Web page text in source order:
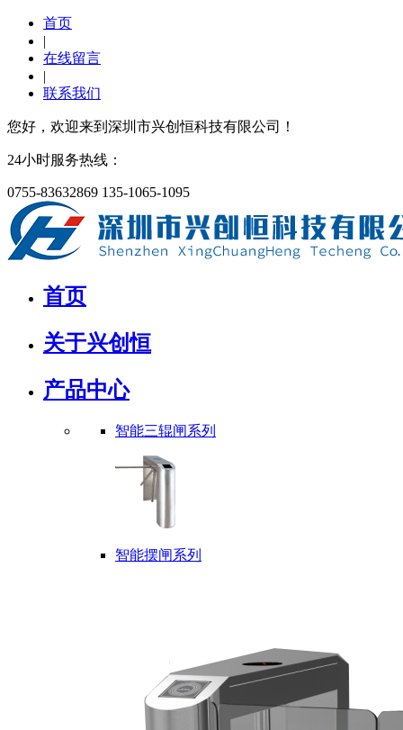
首页
|
在线留言
|
联系我们
您好，欢迎来到深圳市兴创恒科技有限公司！
24小时服务热线：
0755-83632869 135-1065-1095
首页
关于兴创恒
产品中心
智能三辊闸系列
智能摆闸系列